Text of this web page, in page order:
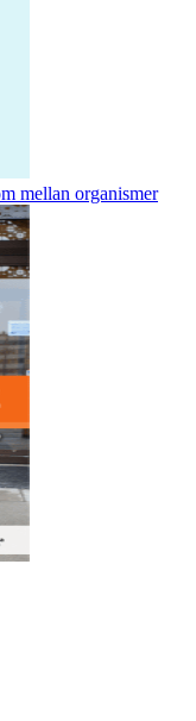
mellan organismer